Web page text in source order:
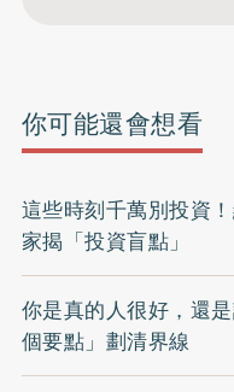
你可能還會想看
這些時刻千萬別投資
家揭「投資盲點」
你是真的人很好，還
個要點」劃清界線